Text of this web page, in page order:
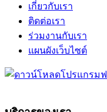
เกี่ยวกับเรา
ติดต่อเรา
ร่วมงานกับเรา
แผนผังเว็บไซต์